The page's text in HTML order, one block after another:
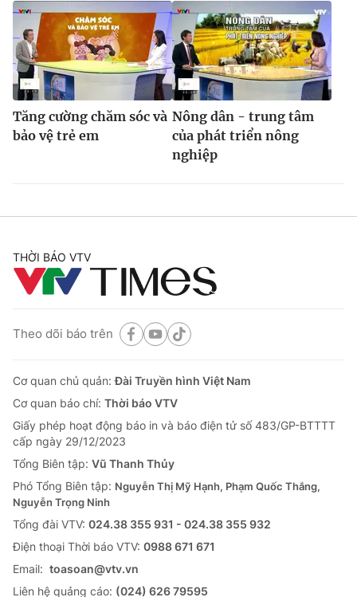
Tăng cường chăm sóc và
bảo vệ trẻ em
Nông dân - trung tâm
của phát triển nông
nghiệp
THỜI BÁO VTV
Theo dõi báo trên
Cơ quan chủ quản:Đài Truyền hình Việt Nam
Cơ quan báo chí: Thời báo VTV
Giấy phép hoạt động báo in và báo điện tử số 483/GP-BTTTT
cấp ngày 29/12/2023
Tổng Biên tập: Vũ Thanh Thủy
Phó Tổng Biên tập: Nguyễn Thị Mỹ Hạnh, Phạm Quốc Thắng,
Nguyễn Trọng Ninh
Tổng đài VTV: 024.38 355 931 - 024.38 355 932
Ðiện thoại Thời báo VTV: 0988 671 671
Email: toasoan@vtv.vn
Liên hệ quảng cáo: (024) 626 79595